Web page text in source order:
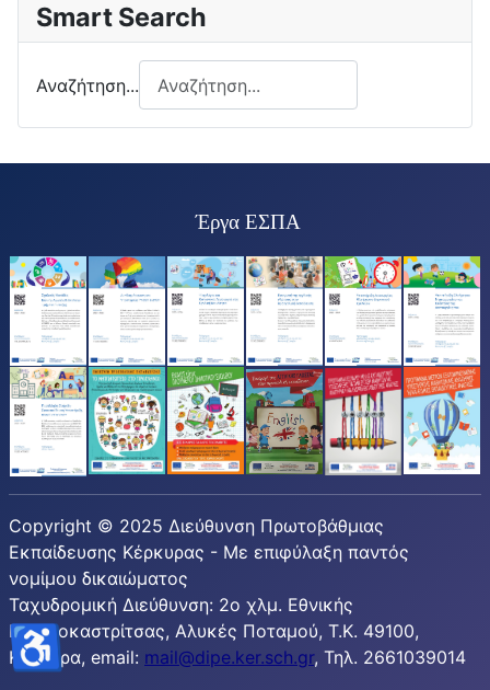
Smart Search
Αναζήτηση...
Έργα ΕΣΠΑ
Copyright © 2025 Διεύθυνση Πρωτοβάθμιας
Εκπαίδευσης Κέρκυρας - Με επιφύλαξη παντός
νομίμου δικαιώματος
Ταχυδρομική Διεύθυνση: 2ο χλμ. Εθνικής
Παλαιοκαστρίτσας, Αλυκές Ποταμού, T.K. 49100,
Κέρκυρα, email: mail@dipe.ker.sch.gr, Τηλ. 2661039014